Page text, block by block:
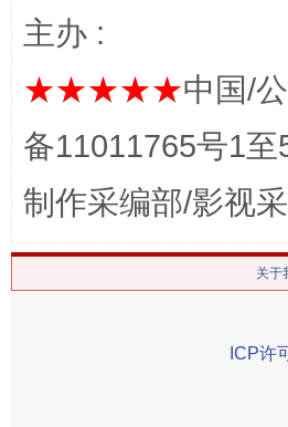
主办 :
★★★★★中国/
备11011765号1
制作采编部/影视
关于
ICP许